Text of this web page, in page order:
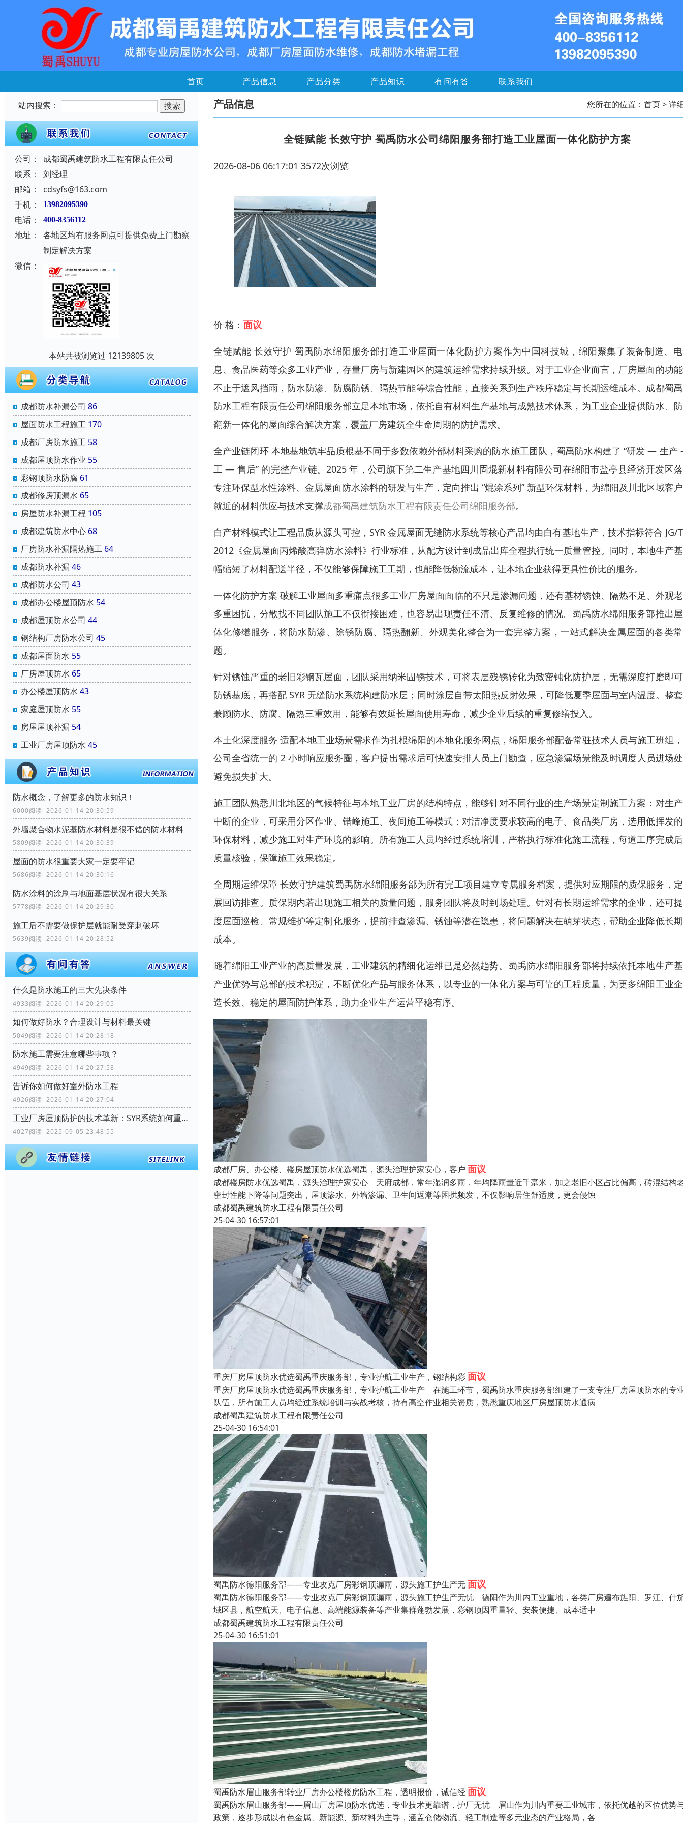
首页 产品信息 产品分类 产品知识 有问有答 联系我们
站内搜索：
公司：
成都蜀禹建筑防水工程有限责任公司
联系：
刘经理
邮箱：
cdsyfs@163.com
手机：
13982095390
电话： 400-8356112
地址：
各地区均有服务网点可提供免费上门勘察
制定解决方案
微信：
本站共被浏览过 12139805 次
成都防水补漏公司 86
屋面防水工程施工 170
成都厂房防水施工 58
成都屋顶防水作业 55
彩钢顶防水防腐 61
成都修房顶漏水 65
房屋防水补漏工程 105
成都建筑防水中心 68
厂房防水补漏隔热施工 64
成都防水补漏46
成都防水公司 43
成都办公楼屋顶防水 54
成都屋顶防水公司 44
钢结构厂房防水公司 45
成都屋面防水 55
厂房屋顶防水 65
办公楼屋顶防水 43
家庭屋顶防水 55
房屋屋顶补漏 54
工业厂房屋顶防水 45
防水概念，了解更多的防水知识！
6000阅读 2026-01-14 20:30:59
外墙聚合物水泥基防水材料是很不错的防水材料
5809阅读 2026-01-14 20:30:39
屋面的防水很重要大家一定要牢记
5686阅读 2026-01-14 20:30:16
防水涂料的涂刷与地面基层状况有很大关系
5778阅读 2026-01-14 20:29:30
施工后不需要做保护层就能耐受穿刺破坏
5639阅读 2026-01-14 20:28:52
什么是防水施工的三大先决条件
4933阅读 2026-01-14 20:29:05
如何做好防水？合理设计与材料最关键
5049阅读 2026-01-14 20:28:18
防水施工需要注意哪些事项？
4949阅读 2026-01-14 20:27:58
告诉你如何做好室外防水工程
4926阅读 2026-01-14 20:27:04
工业厂房屋顶防护的技术革新：SYR系统如何重塑行业标准
4027阅读 2025-09-05 23:48:55
产品信息 您所在的位置： 首页> 详
全链赋能 长效守护 蜀禹防水公司绵阳服务部打造工业屋面一体化防护方案
2026-08-06 06:17:01 3572次浏览
价 格： 面议
全链赋能 长效守护 蜀禹防水绵阳服务部打造工业屋面一体化防护方案作为中国科技城，绵阳聚集了装备制造、
息、食品医药等众多工业产业，存量厂房与新建园区的建筑运维需求持续升级。对于工业企业而言，厂房屋面的功
不止于遮风挡雨，防水防渗、防腐防锈、隔热节能等综合性能，直接关系到生产秩序稳定与长期运维成本。成都蜀
防水工程有限责任公司绵阳服务部立足本地市场，依托自有材料生产基地与成熟技术体系，为工业企业提供防水、
翻新一体化的屋面综合解决方案，覆盖厂房建筑全生命周期的防护需求。
全产业链闭环 本地基地筑牢品质根基不同于多数依赖外部材料采购的防水施工团队，蜀禹防水构建了 “研发 — 生
工 — 售后” 的完整产业链。2025 年，公司旗下第二生产基地四川固焜新材料有限公司在绵阳市盐亭县经济开发区
专注环保型水性涂料、金属屋面防水涂料的研发与生产，定向推出 “焜涂系列” 新型环保材料，为绵阳及川北区域客
就近的材料供应与技术支撑成都蜀禹建筑防水工程有限责任公司绵阳服务部。
自产材料模式让工程品质从源头可控，SYR 金属屋面无缝防水系统等核心产品均由自有基地生产，技术指标符合 JG/
2012《金属屋面丙烯酸高弹防水涂料》行业标准，从配方设计到成品出库全程执行统一质量管控。同时，本地生产
幅缩短了材料配送半径，不仅能够保障施工工期，也能降低物流成本，让本地企业获得更具性价比的服务。
一体化防护方案 破解工业屋面多重痛点很多工业厂房屋面面临的不只是渗漏问题，还有基材锈蚀、隔热不足、外观
多重困扰，分散找不同团队施工不仅衔接困难，也容易出现责任不清、反复维修的情况。蜀禹防水绵阳服务部推出
体化修缮服务，将防水防渗、除锈防腐、隔热翻新、外观美化整合为一套完整方案，一站式解决金属屋面的各类
题。
针对锈蚀严重的老旧彩钢瓦屋面，团队采用纳米固锈技术，可将表层残锈转化为致密钝化防护层，无需深度打磨即
防锈基底，再搭配 SYR 无缝防水系统构建防水层；同时涂层自带太阳热反射效果，可降低夏季屋面与室内温度。整
兼顾防水、防腐、隔热三重效用，能够有效延长屋面使用寿命，减少企业后续的重复修缮投入。
本土化深度服务 适配本地工业场景需求作为扎根绵阳的本地化服务网点，绵阳服务部配备常驻技术人员与施工班组
公司全省统一的 2 小时响应服务圈，客户提出需求后可快速安排人员上门勘查，应急渗漏场景能及时调度人员进场
避免损失扩大。
施工团队熟悉川北地区的气候特征与本地工业厂房的结构特点，能够针对不同行业的生产场景定制施工方案：对生
中断的企业，可采用分区作业、错峰施工、夜间施工等模式；对洁净度要求较高的电子、食品类厂房，选用低挥发
环保材料，减少施工对生产环境的影响。所有施工人员均经过系统培训，严格执行标准化施工流程，每道工序完成
质量核验，保障施工效果稳定。
全周期运维保障 长效守护建筑蜀禹防水绵阳服务部为所有完工项目建立专属服务档案，提供对应期限的质保服务，
展回访排查。质保期内若出现施工相关的质量问题，服务团队将及时到场处理。针对有长期运维需求的企业，还可
度屋面巡检、常规维护等定制化服务，提前排查渗漏、锈蚀等潜在隐患，将问题解决在萌芽状态，帮助企业降低长
成本。
随着绵阳工业产业的高质量发展，工业建筑的精细化运维已是必然趋势。蜀禹防水绵阳服务部将持续依托本地生产
产业优势与总部的技术积淀，不断优化产品与服务体系，以专业的一体化方案与可靠的工程质量，为更多绵阳工业
造长效、稳定的屋面防护体系，助力企业生产运营平稳有序。
成都厂房、办公楼、楼房屋顶防水优选蜀禹，源头治理护家安心，客户 面议
成都楼房防水优选蜀禹，源头治理护家安心 天府成都，常年湿润多雨，年均降雨量近千毫米，加之老旧小区占比偏高，砖混结构
密封性能下降等问题突出，屋顶渗水、外墙渗漏、卫生间返潮等困扰频发，不仅影响居住舒适度，更会侵蚀
成都蜀禹建筑防水工程有限责任公司
25-04-30 16:57:01
重庆厂房屋顶防水优选蜀禹重庆服务部，专业护航工业生产，钢结构彩面议
重庆厂房屋顶防水优选蜀禹重庆服务部，专业护航工业生产 在施工环节，蜀禹防水重庆服务部组建了一支专注厂房屋顶防水的专
队伍，所有施工人员均经过系统培训与实战考核，持有高空作业相关资质，熟悉重庆地区厂房屋顶防水通病
成都蜀禹建筑防水工程有限责任公司
25-04-30 16:54:01
蜀禹防水德阳服务部——专业攻克厂房彩钢顶漏雨，源头施工护生产无面议
蜀禹防水德阳服务部——专业攻克厂房彩钢顶漏雨，源头施工护生产无忧 德阳作为川内工业重地，各类厂房遍布旌阳、罗江、什
域区县，航空航天、电子信息、高端能源装备等产业集群蓬勃发展，彩钢顶因重量轻、安装便捷、成本适中
成都蜀禹建筑防水工程有限责任公司
25-04-30 16:51:01
蜀禹防水眉山服务部转业厂房办公楼楼房防水工程，透明报价，诚信经面议
蜀禹防水眉山服务部——眉山厂房屋顶防水优选，专业技术更靠谱，护厂无忧 眉山作为川内重要工业城市，依托优越的区位优势
政策，逐步形成以有色金属、新能源、新材料为主导，涵盖仓储物流、轻工制造等多元业态的产业格局，各